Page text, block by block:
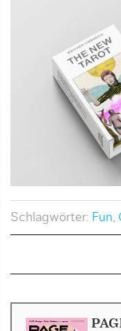
Schlagwörter: Fun